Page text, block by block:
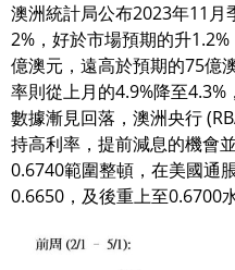
澳洲統計局公布2023年11
2%，好於市場預期的升
億澳元，遠高於預期的75億
率則從上月的4.9%降至
數據漸見回落，澳洲央行
持高利率，提前減息的機會
0.6740範圍整頓，在美國通
0.6650，及後重上至0.6700水